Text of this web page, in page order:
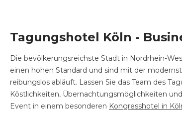
Tagungshotel Köln -
Die bevölkerungsreichste Stadt in Nordrhein-
einen hohen Standard und sind mit der
reibungslos abläuft. Lassen Sie das Team des
Köstlichkeiten, Übernachtungsmöglichkeiten
Event in einem besonderen Kongresshotel in